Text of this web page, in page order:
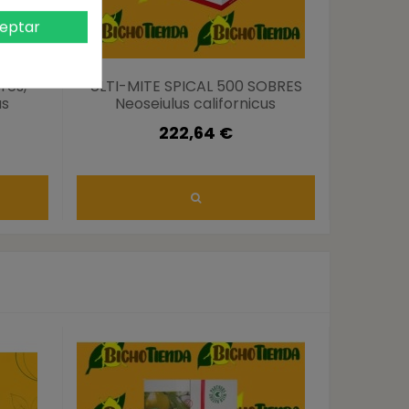
ULTI-MITE SPICAL 500 SOBRES
Neoseiulus californicus
222,64 €